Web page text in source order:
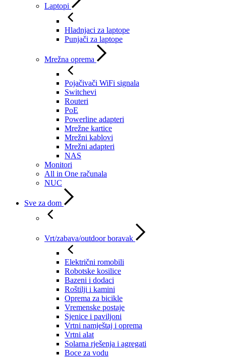
Laptopi
Hladnjaci za laptope
Punjači za laptope
Mrežna oprema
Pojačivači WiFi signala
Switchevi
Routeri
PoE
Powerline adapteri
Mrežne kartice
Mrežni kablovi
Mrežni adapteri
NAS
Monitori
All in One računala
NUC
Sve za dom
Vrt/zabava/outdoor boravak
Električni romobili
Robotske kosilice
Bazeni i dodaci
Roštilji i kamini
Oprema za bicikle
Vremenske postaje
Sjenice i paviljoni
Vrtni namještaj i oprema
Vrtni alat
Solarna rješenja i agregati
Boce za vodu